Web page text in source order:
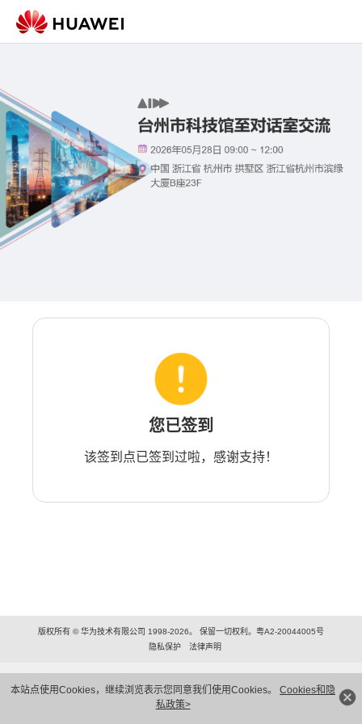
本站点使用Cookies，继续浏览表示您同意我们使用Cookies。 Cookies和隐
私政策>
您已签到
该签到点已签到过啦，感谢支持！
版权所有 © 华为技术有限公司 1998-2026。 保留一切权利。粤A2-20044005号
隐私保护
法律声明